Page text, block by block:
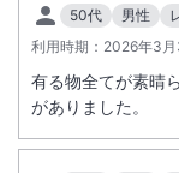
大浴場あり
温泉
50代 男性
利用時期： 2026年3月
有る物全てが素晴
がありました。